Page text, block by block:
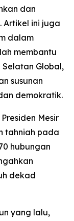
dan
Artikel ini juga
dalam
membantu
Global,
susunan
demokratik.
Mesir
tahniah pada
hubungan
dekad
yang lalu,